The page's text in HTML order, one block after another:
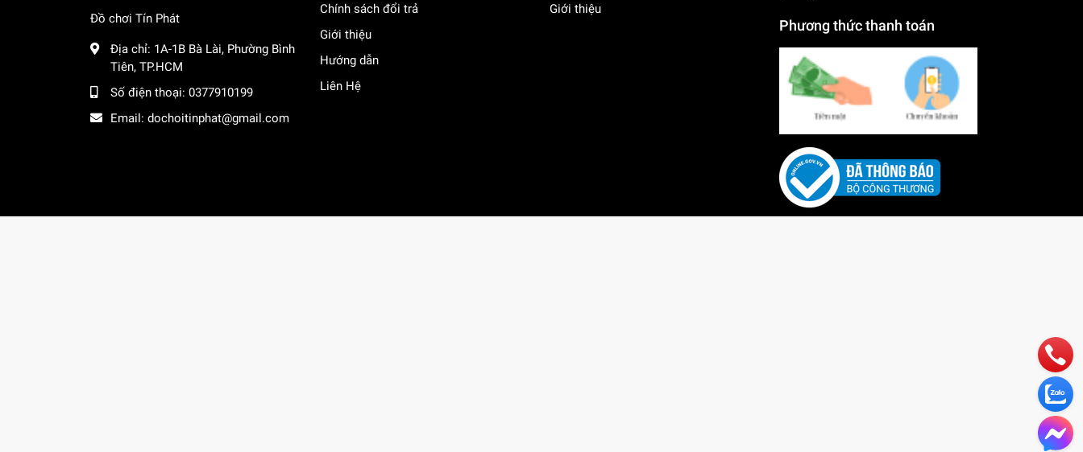
Đồ chơi Tín Phát
Địa chỉ: 1A-1B Bà Lài, Phường Bình
Tiên, TP.HCM
Số điện thoại: 0377910199
Email: dochoitinphat@gmail.com
Chính sách đổi trả
Giới thiệu
Hướng dẫn
Liên Hệ
Giới thiệu
Phương thức thanh toán